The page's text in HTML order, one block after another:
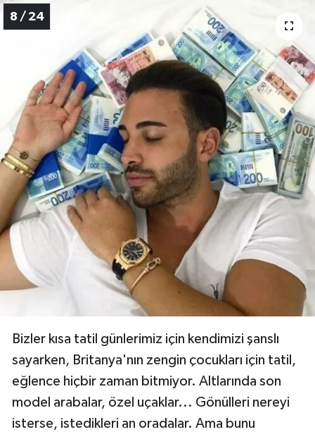
8 / 24
Bizler kısa tatil günlerimiz için kendimizi şanslı
sayarken, Britanya'nın zengin çocukları için tatil,
eğlence hiçbir zaman bitmiyor. Altlarında son
model arabalar, özel uçaklar... Gönülleri nereyi
isterse, istedikleri an oradalar. Ama bunu